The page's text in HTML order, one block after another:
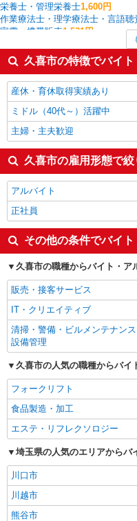
栄養士・管理栄養士1,600円
作業療法士・理学療法士・言語
家電・携帯販売1,531円
フォークリフト1,512円
介護職・ヘルパー1,508円
板金・塗装・溶接1,500円
久喜市の他の職種の平均時給を見
久喜市の特徴でバイ
産休・育休取得実績あり
ミドル（40代～）活躍中
主婦・主夫歓迎
久喜市の雇用形態で絞
アルバイト
正社員
その他の条件でバイ
久喜市の職種からバイト・ア
販売・接客サービス
IT・クリエイティブ
清掃・警備・ビルメンテナンス
設備管理
久喜市の人気の職種からバイ
フォークリフト
食品製造・加工
エステ・リフレクソロジー
埼玉県の人気のエリアからバ
川口市
川越市
熊谷市